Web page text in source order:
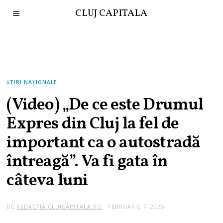
CLUJ CAPITALA
ȘTIRI NAȚIONALE
(Video) „De ce este Drumul
Expres din Cluj la fel de
important ca o autostradă
întreagă”. Va fi gata în
câteva luni
DE REDACȚIA CLUJCAPITALA.RO FEBRUARIE 7, 2025